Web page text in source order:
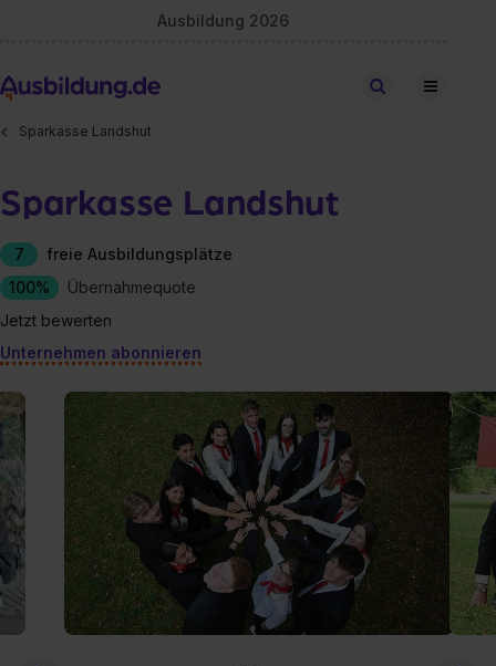
Ausbildung 2026
Stellen finden
Sparkasse Landshut
Sparkasse Landshut
7
freie Ausbildungsplätze
100%
Übernahmequote
Jetzt bewerten
Unternehmen abonnieren